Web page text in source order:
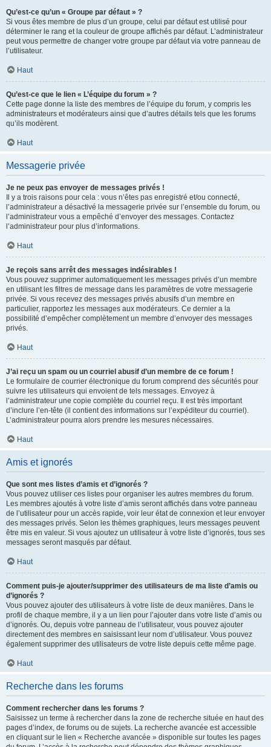
Qu’est-ce qu’un « Groupe par défaut » ?
Si vous êtes membre de plus d’un groupe, celui par défaut est utilisé pour
déterminer le rang et la couleur de groupe affichés par défaut. L’administrateur
peut vous permettre de changer votre groupe par défaut via votre panneau de
l’utilisateur.
Haut
Qu’est-ce que le lien « L’équipe du forum » ?
Cette page donne la liste des membres de l’équipe du forum, y compris les
administrateurs et modérateurs ainsi que d’autres détails tels que les forums
qu’ils modèrent.
Haut
Messagerie privée
Je ne peux pas envoyer de messages privés !
Il y a trois raisons pour cela : vous n’êtes pas enregistré et/ou connecté,
l’administrateur a désactivé la messagerie privée sur l’ensemble du forum, ou
l’administrateur vous a empêché d’envoyer des messages. Contactez
l’administrateur pour plus d’informations.
Haut
Je reçois sans arrêt des messages indésirables !
Vous pouvez supprimer automatiquement les messages privés d’un membre
en utilisant les filtres de message dans les paramètres de votre messagerie
privée. Si vous recevez des messages privés abusifs d’un membre en
particulier, rapportez les messages aux modérateurs. Ce dernier a la
possibilité d’empêcher complètement un membre d’envoyer des messages
privés.
Haut
J’ai reçu un spam ou un courriel abusif d’un membre de ce forum !
Le formulaire de courrier électronique du forum comprend des sécurités pour
suivre les utilisateurs qui envoient de tels messages. Envoyez à
l’administrateur une copie complète du courriel reçu. Il est très important
d’inclure l’en-tête (il contient des informations sur l’expéditeur du courriel).
L’administrateur pourra alors prendre les mesures nécessaires.
Haut
Amis et ignorés
Que sont mes listes d’amis et d’ignorés ?
Vous pouvez utiliser ces listes pour organiser les autres membres du forum.
Les membres ajoutés à votre liste d’amis seront affichés dans votre panneau
de l’utilisateur pour un accès rapide, voir leur état de connexion et leur envoyer
des messages privés. Selon les thèmes graphiques, leurs messages peuvent
être mis en valeur. Si vous ajoutez un utilisateur à votre liste d’ignorés, tous ses
messages seront masqués par défaut.
Haut
Comment puis-je ajouter/supprimer des utilisateurs de ma liste d’amis ou
d’ignorés ?
Vous pouvez ajouter des utilisateurs à votre liste de deux manières. Dans le
profil de chaque membre, il y a un lien pour l’ajouter dans votre liste d’amis ou
d’ignorés. Ou, depuis votre panneau de l’utilisateur, vous pouvez ajouter
directement des membres en saisissant leur nom d’utilisateur. Vous pouvez
également supprimer des utilisateurs de votre liste depuis cette même page.
Haut
Recherche dans les forums
Comment rechercher dans les forums ?
Saisissez un terme à rechercher dans la zone de recherche située en haut des
pages d’index, de forums ou de sujets. La recherche avancée est accessible
en cliquant sur le lien « Recherche avancée » disponible sur toutes les pages